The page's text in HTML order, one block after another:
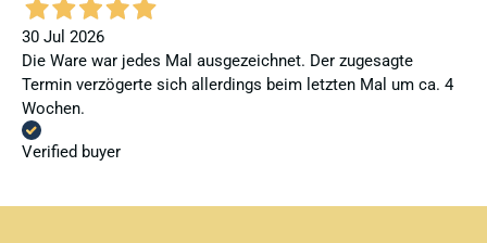
30 Jul 2026
Die Ware war jedes Mal ausgezeichnet. Der zugesagte
Termin verzögerte sich allerdings beim letzten Mal um ca. 4
Wochen.
Verified buyer